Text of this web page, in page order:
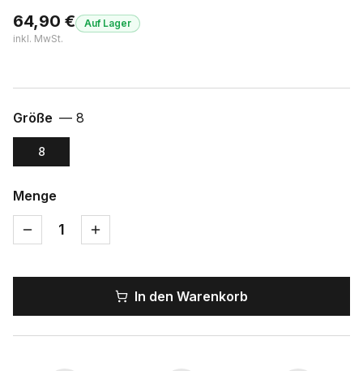
64,90 €
inkl. MwSt.
Auf Lager
Größe — 8
8
Menge
1
In den Warenkorb